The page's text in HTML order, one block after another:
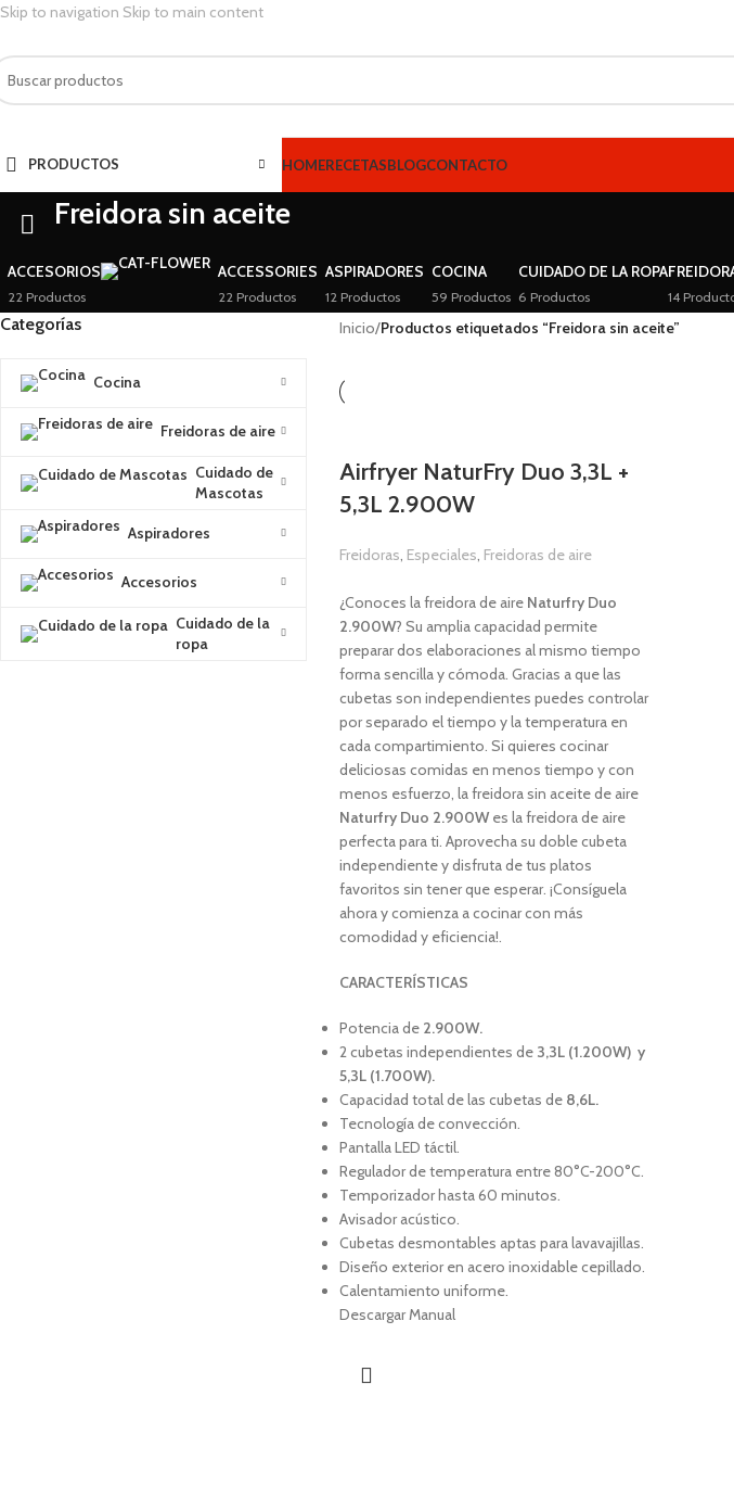
Skip to navigation Skip to main content
PRODUCTOS HOMERECETASBLOGCONTACTO
Freidora sin aceite
ACCESORIOS
22 Productos
ACCESSORIES
22 Productos
ASPIRADORES
12 Productos
COCINA
59 Productos
CUIDADO DE LA ROPA
6 Productos 14
Categorías
Cocina
Freidoras de aire
Cuidado de
Mascotas
Aspiradores
Accesorios
Cuidado de la
ropa
Inicio/Productos etiquetados “Freidora sin aceite”
Airfryer NaturFry Duo 3,3L +
5,3L 2.900W
Freidoras Especiales Freidoras de aire
¿Conoces la freidora de aire Naturfry Duo
2.900W? Su amplia capacidad permite
preparar dos elaboraciones al mismo tiempo
forma sencilla y cómoda. Gracias a que las
cubetas son independientes puedes controlar
por separado el tiempo y la temperatura en
cada compartimiento. Si quieres cocinar
deliciosas comidas en menos tiempo y con
menos esfuerzo, la freidora sin aceite de aire
Naturfry Duo 2.900Wes la freidora de aire
perfecta para ti. Aprovecha su doble cubeta
independiente y disfruta de tus platos
favoritos sin tener que esperar. ¡Consíguela
ahora y comienza a cocinar con más
comodidad y eficiencia!.
CARACTERÍSTICAS
Potencia de 2.900W.
2 cubetas independientes de 3,3L (1.200W) y
5,3L (1.700W).
Capacidad total de las cubetas de 8,6L.
Tecnología de convección.
Pantalla LED táctil.
Regulador de temperatura entre 80°C-200°C.
Temporizador hasta 60 minutos.
Avisador acústico.
Cubetas desmontables aptas para lavavajillas.
Diseño exterior en acero inoxidable cepillado.
Calentamiento uniforme.
Descargar Manual